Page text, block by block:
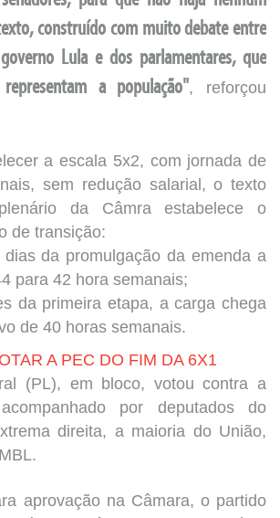
construído com muito debate entre
Lula e dos parlamentares, que
representam a população", reforçou
a escala 5x2, com jornada de
sem redução salarial, o texto
da Câmra estabelece o
de transição:
da promulgação da emenda a
para 42 hora semanais;
da primeira etapa, a carga chega
de 40 horas semanais.
A PEC DO FIM DA 6X1
(PL), em bloco, votou contra a
por deputados do
direita, a maioria do União,
aprovação na Câmara, o partido